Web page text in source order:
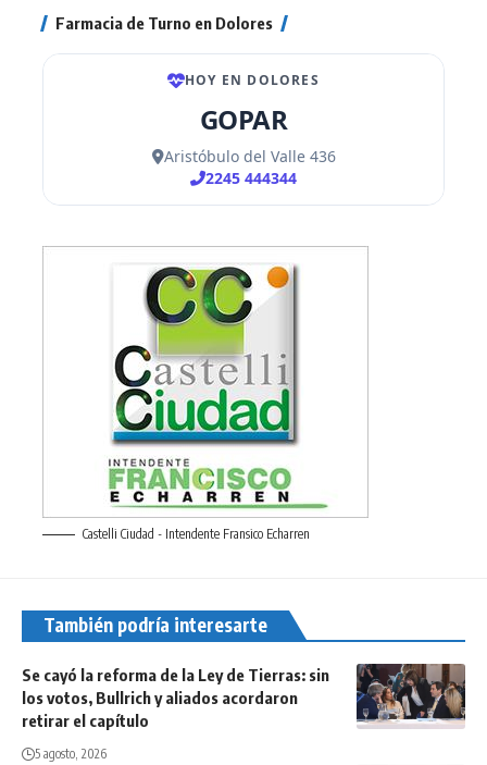
Farmacia de Turno en Dolores
Castelli Ciudad - Intendente Fransico Echarren
También podría interesarte
Se cayó la reforma de la Ley de Tierras: sin
los votos, Bullrich y aliados acordaron
retirar el capítulo
5 agosto, 2026